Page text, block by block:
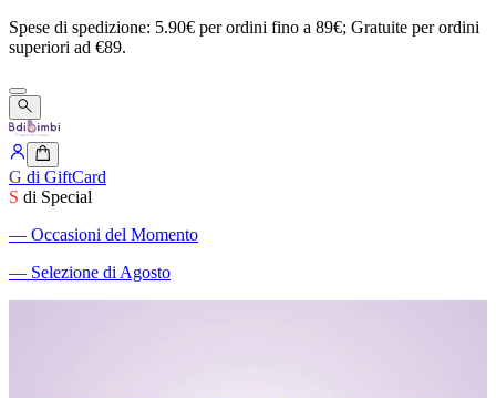
Spese di spedizione: 5.90€ perordini fino a 89€; Gratuite perordini
superiori ad €89.
G di GiftCard
S di Special
― Occasioni del Momento
― Selezione di Agosto